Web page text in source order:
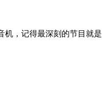
机，记得最深刻的节目就是